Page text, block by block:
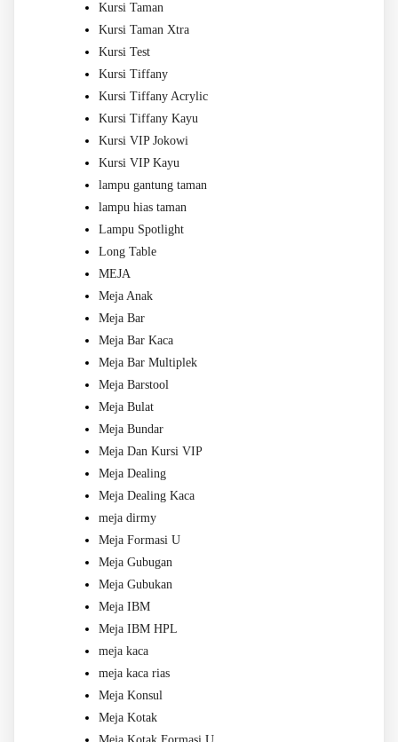
Kursi Taman
Kursi Taman Xtra
Kursi Test
Kursi Tiffany
Kursi Tiffany Acrylic
Kursi Tiffany Kayu
Kursi VIP Jokowi
Kursi VIP Kayu
lampu gantung taman
lampu hias taman
Lampu Spotlight
Long Table
MEJA
Meja Anak
Meja Bar
Meja Bar Kaca
Meja Bar Multiplek
Meja Barstool
Meja Bulat
Meja Bundar
Meja Dan Kursi VIP
Meja Dealing
Meja Dealing Kaca
meja dirmy
Meja Formasi U
Meja Gubugan
Meja Gubukan
Meja IBM
Meja IBM HPL
meja kaca
meja kaca rias
Meja Konsul
Meja Kotak